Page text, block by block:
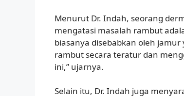
Menurut Dr. Indah, seorang
mengatasi masalah rambut
biasanya disebabkan oleh
rambut secara teratur dan
ini,” ujarnya.
Selain itu, Dr. Indah juga